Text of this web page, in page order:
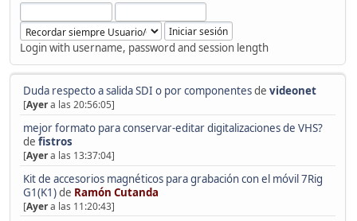
Login with username, password and session length
Duda respecto a salida SDI o por componentesde videonet
[Ayera las 20:56:05]
mejor formato para conservar-editar digitalizaciones de VHS?
de fistros
[Ayera las 13:37:04]
Kit de accesorios magnéticos para grabación con el móvil 7Rig
G1(K1)de Ramón Cutanda
[Ayera las 11:20:43]